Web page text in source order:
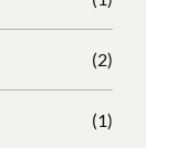
(2)
(1)